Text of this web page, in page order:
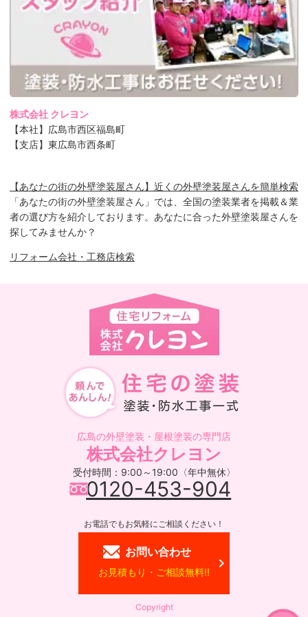
株式会社 クレヨン
【本社】広島市西区福島町
【支店】東広島市西条町
【あなたの街の外壁塗装屋さん】近くの外壁塗装屋さんを簡単検索
「あなたの街の外壁塗装屋さん」では、全国の塗装業者を掲載＆業
者の選び方を紹介しております。あなたに合った外壁塗装屋さんを
探してみませんか？
リフォーム会社・工務店検索
広島の外壁塗装・屋根塗装の専門店
株式会社クレヨン
受付時間：9:00～19:00〈年中無休〉
0120-453-904
お電話でもお気軽にご相談ください！
お問い合わせ
お見積もり・ご相談無料!!
Copyright